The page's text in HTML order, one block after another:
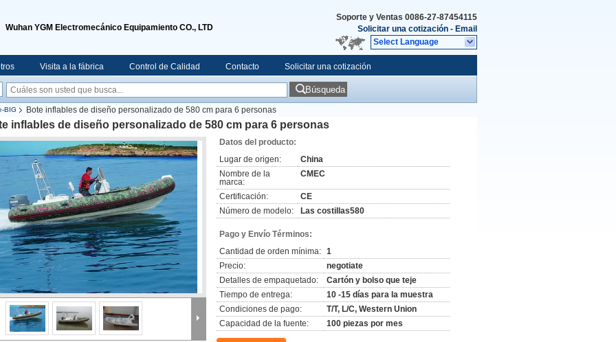
Wuhan YGM Electromecánico Equipamiento CO., LTD
Soporte y Ventas 0086-27-87454115
Solicitar una cotización - Email
Select Language
Visita a la fábrica Control de Calidad Contacto Solicitar una cotización
Búsqueda
BIG
Bote inflables de diseño personalizado de 580 cm para 6 personas
inflables de diseño personalizado de 580 cm para 6 personas
Datos del producto:
Lugar de origen:
China
Nombre de la
marca:
CMEC
Certificación:
CE
Número de modelo:
Las costillas580
Pago y Envío Términos:
Cantidad de orden mínima: 1
Precio:
negotiate
Detalles de empaquetado:
Cartón y bolso que teje
Tiempo de entrega:
10 -15 días para la muestra
Condiciones de pago:
T/T, L/C, Western Union
Capacidad de la fuente:
100 piezas por mes